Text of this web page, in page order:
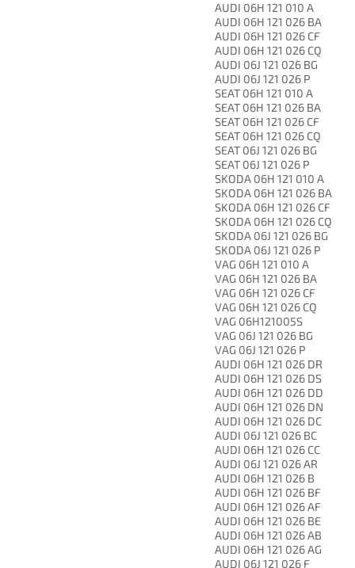
AUDI 06H 121 010 A
AUDI 06H 121 026 BA
AUDI 06H 121 026 CF
AUDI 06H 121 026 CQ
AUDI 06J 121 026 BG
AUDI 06J 121 026 P
SEAT 06H 121 010 A
SEAT 06H 121 026 BA
SEAT 06H 121 026 CF
SEAT 06H 121 026 CQ
SEAT 06J 121 026 BG
SEAT 06J 121 026 P
SKODA 06H 121 010 A
SKODA 06H 121 026 BA
SKODA 06H 121 026 CF
SKODA 06H 121 026 CQ
SKODA 06J 121 026 BG
SKODA 06J 121 026 P
VAG 06H 121 010 A
VAG 06H 121 026 BA
VAG 06H 121 026 CF
VAG 06H 121 026 CQ
VAG 06H121005S
VAG 06J 121 026 BG
VAG 06J 121 026 P
AUDI 06H 121 026 DR
AUDI 06H 121 026 DS
AUDI 06H 121 026 DD
AUDI 06H 121 026 DN
AUDI 06H 121 026 DC
AUDI 06J 121 026 BC
AUDI 06H 121 026 CC
AUDI 06J 121 026 AR
AUDI 06H 121 026 B
AUDI 06H 121 026 BF
AUDI 06H 121 026 AF
AUDI 06H 121 026 BE
AUDI 06H 121 026 AB
AUDI 06H 121 026 AG
AUDI 06J 121 026 F